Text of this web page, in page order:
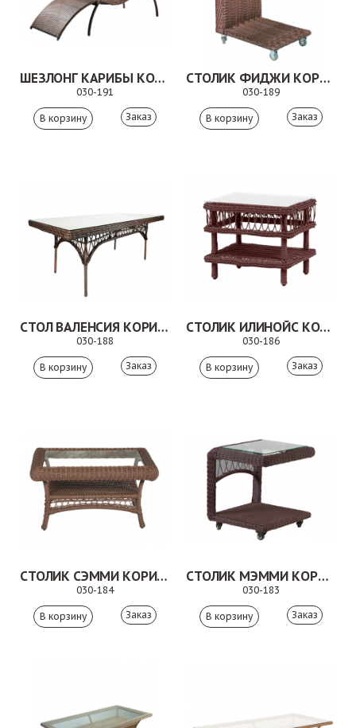
ШЕЗЛОНГ КАРИБЫ КОРИЧНЕВЫЙ
030-191
Заказ
СТОЛИК ФИДЖИ КОРИЧНЕВЫЙ
030-189
Заказ
СТОЛ ВАЛЕНСИЯ КОРИЧНЕВЫЙ
030-188
Заказ
СТОЛИК ИЛИНОЙС КОРИЧНЕВЫЙ
030-186
Заказ
СТОЛИК СЭММИ КОРИЧНЕВЫЙ
030-184
Заказ
СТОЛИК МЭММИ КОРИЧНЕВЫЙ
030-183
Заказ